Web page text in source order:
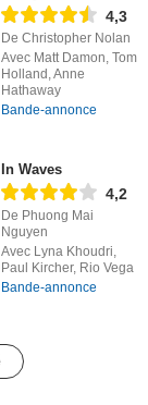
4,3
De Christopher Nolan
Avec Matt Damon, Tom
Holland, Anne
Hathaway
Bande-annonce
In Waves
4,2
De Phuong Mai
Nguyen
Avec Lyna Khoudri,
Paul Kircher, Rio Vega
Bande-annonce